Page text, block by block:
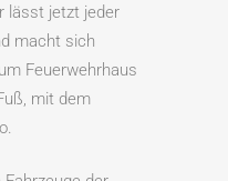
lässt jetzt jeder
macht sich
Feuerwehrhaus
mit dem